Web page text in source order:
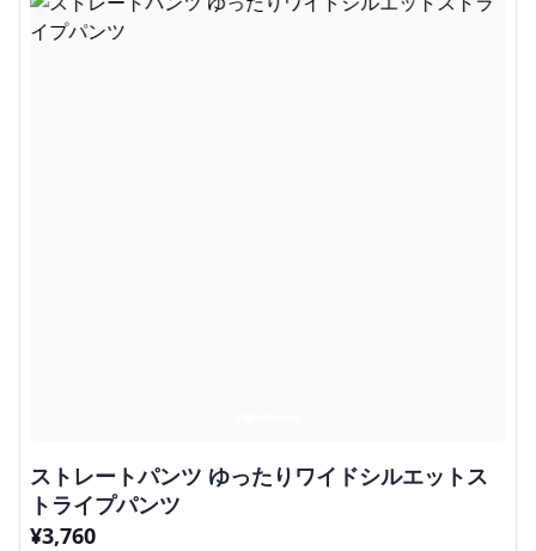
ストレートパンツ ゆったりワイドシルエットス
トライプパンツ
¥3,760